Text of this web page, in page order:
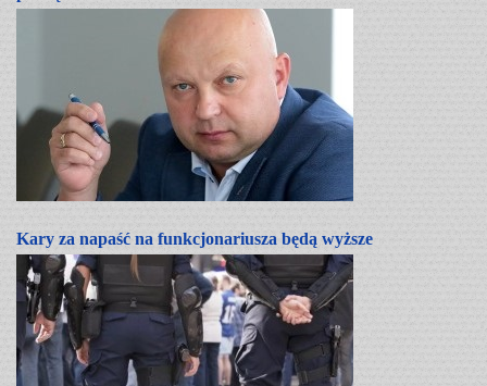
Kary za napaść na funkcjonariusza będą wyższe